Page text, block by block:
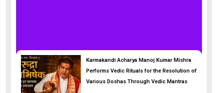
Karmakandi Acharya Manoj Kumar Mishra
Performs Vedic Rituals for the Resolution of
Various Doshas Through Vedic Mantras